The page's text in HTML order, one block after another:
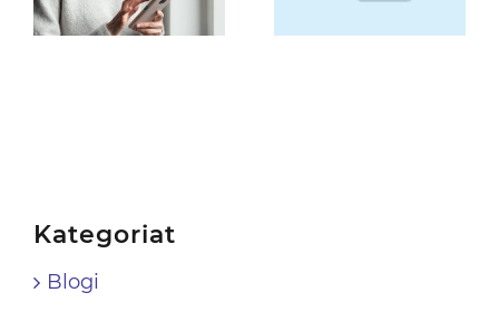
Kategoriat
Blogi